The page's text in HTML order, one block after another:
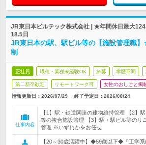
JR東日本ビルテック株式会社 | ★年間休日最大
18.5日
JR東日本の駅、駅ビル等の【施設管理職
制
正社員 職種・業種未経験OK 急募 学歴不問
第二新卒歓迎 リモートワーク可 女性のおしごと掲
情報更新日：2026/07/29 終了予定日： 2026/08/24
仕事内容
【1】駅・鉄道関連の建物維持管理 【2】
等の複合施設管理 【3】駅・駅ビル等のリ
管理 ※いずれかをお任せ
【20～30歳活躍中】◆59歳以下◆「工学